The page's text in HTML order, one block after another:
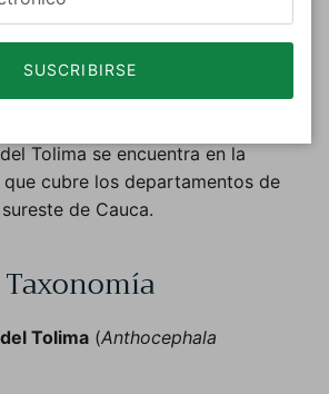
on the IUCN.
Tolima se encuentra en la
cubre los departamentos de
de Cauca.
Taxonomía
Tolima (Anthocephala
SUSCRIBIRSE